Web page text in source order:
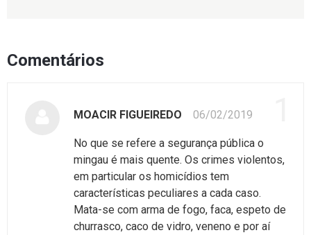
Comentários
MOACIR FIGUEIREDO 06/02/2019
No que se refere a segurança pública o
mingau é mais quente. Os crimes violentos,
em particular os homicídios tem
características peculiares a cada caso.
Mata-se com arma de fogo, faca, espeto de
churrasco, caco de vidro, veneno e por aí